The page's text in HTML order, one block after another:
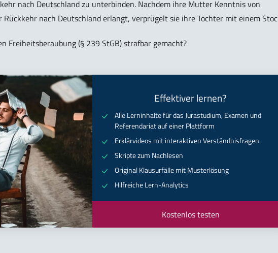
nach Deutschland zu unterbinden. Nachdem ihre Mutter Kenntnis von
nach Deutschland erlangt, verprügelt sie ihre Tochter mit einem
Freiheitsberaubung (§ 239 StGB) strafbar gemacht?
Effektiver lernen?
Alle Lerninhalte für das Jurastudium, Examen und
Referendariat auf einer Plattform
Erklärvideos mit interaktiven Verständnisfragen
Skripte zum Nachlesen
Original Klausurfälle mit Musterlösung
Hilfreiche Lern-Analytics
Kostenlos testen